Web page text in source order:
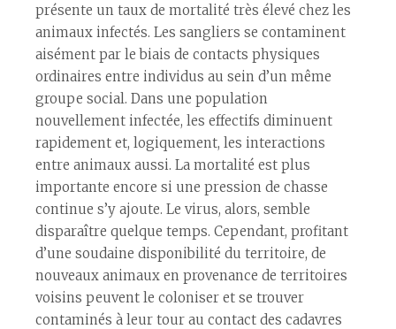
présente un taux de mortalité très élevé chez les
animaux infectés. Les sangliers se contaminent
aisément par le biais de contacts physiques
ordinaires entre individus au sein d’un même
groupe social. Dans une population
nouvellement infectée, les effectifs diminuent
rapidement et, logiquement, les interactions
entre animaux aussi. La mortalité est plus
importante encore si une pression de chasse
continue s’y ajoute. Le virus, alors, semble
disparaître quelque temps. Cependant, profitant
d’une soudaine disponibilité du territoire, de
nouveaux animaux en provenance de territoires
voisins peuvent le coloniser et se trouver
contaminés à leur tour au contact des cadavres